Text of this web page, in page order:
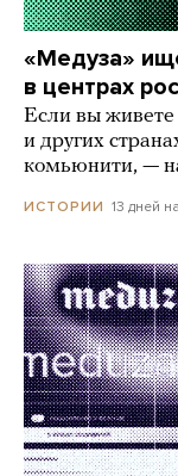
«Медуза»
в центрах
Если вы
и других
комьюнити, —
ИСТОРИИ 13 дней